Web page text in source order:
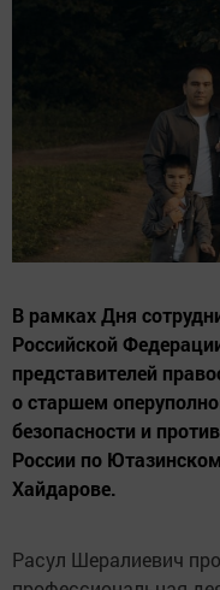
В рамках Дня
Российской
представителей
о старшем
безопасности и
России по
Хайдарове.
Расул Шералиевич